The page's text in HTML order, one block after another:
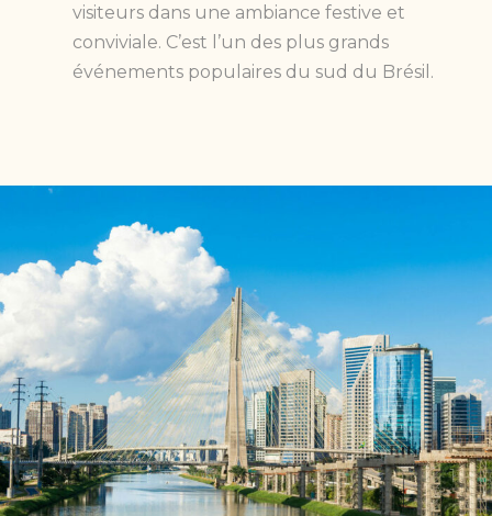
visiteurs dans une ambiance festive et
conviviale. C’est l’un des plus grands
événements populaires du sud du Brésil.